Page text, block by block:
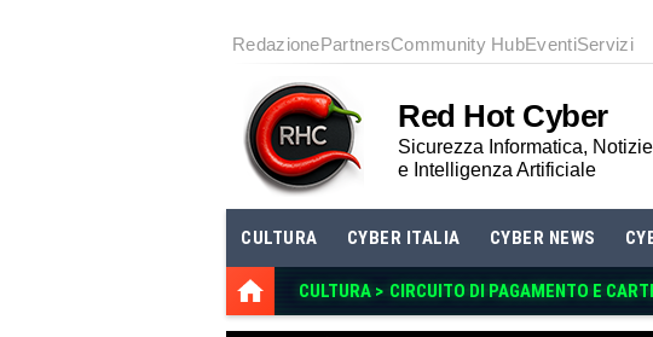
RedazionePartnersCommunity HubEventiServizi
Red Hot Cyber
Sicurezza Informatica,
e Intelligenza Artificiale
CULTURA CYBER ITALIA CYBER NEWS
CULTURA > CIRCUITO DI PAGAMENTO E